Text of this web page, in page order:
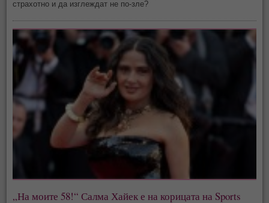
страхотно и да изглеждат не по-зле?
„На моите 58!“ Салма Хайек е на корицата на Sports